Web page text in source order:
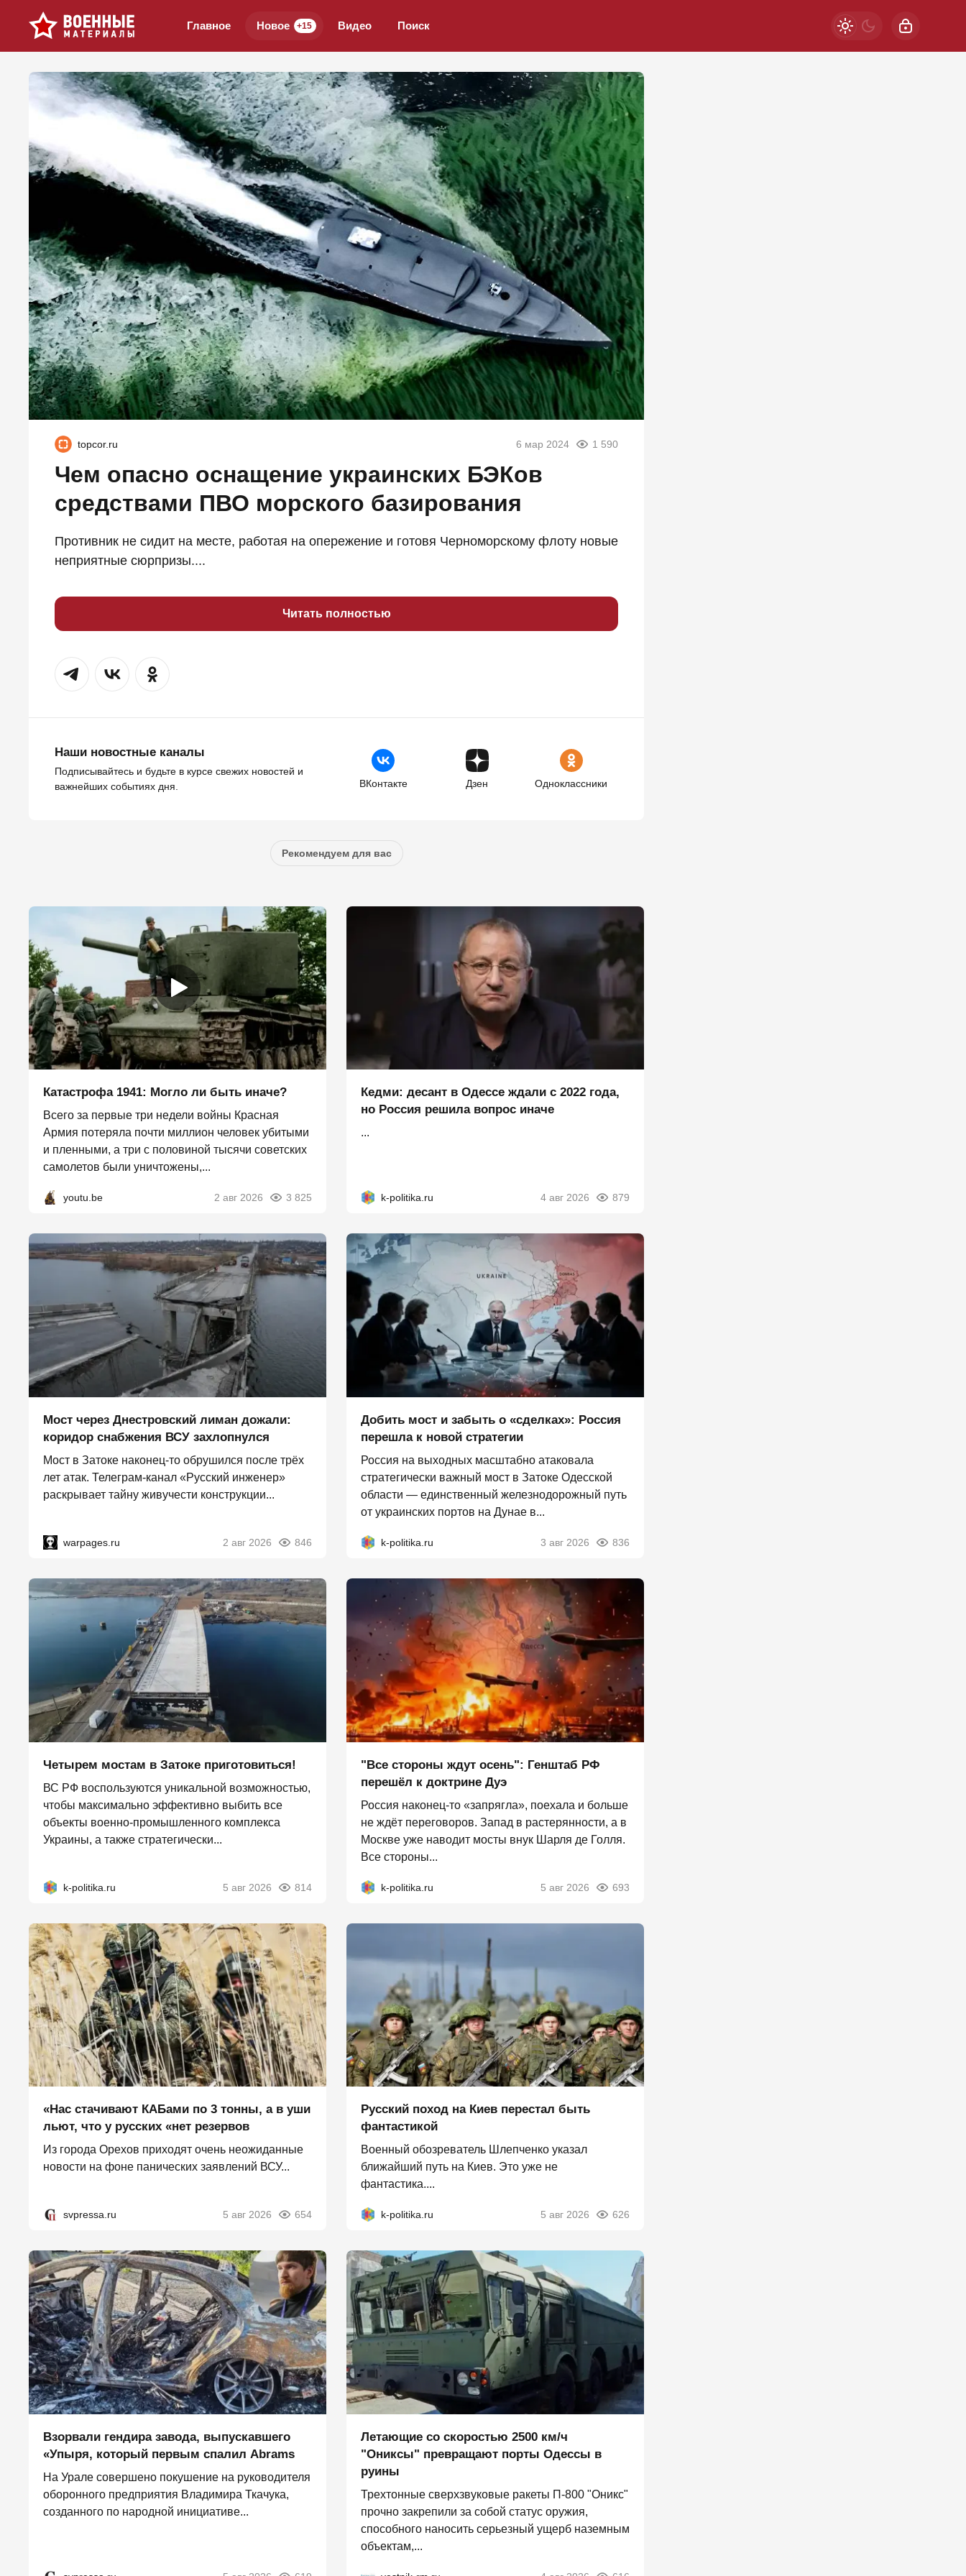
Главное Новое +15 Видео Поиск
topcor.ru 6 мар 2024 1 590
Чем опасно оснащение украинских БЭКов
средствами ПВО морского базирования
Противник не сидит на месте, работая на опережение и готовя Черноморскому флоту новые
неприятные сюрпризы....
Читать полностью
Наши новостные каналы
Подписывайтесь и будьте в курсе свежих новостей и
важнейших событиях дня.
ВКонтакте Дзен Одноклассники
Рекомендуем для вас
Катастрофа 1941: Могло ли быть иначе?
Всего за первые три недели войны Красная
Армия потеряла почти миллион человек убитыми
и пленными, а три с половиной тысячи советских
самолетов были уничтожены,...
youtu.be 2 авг 2026 3 825
Кедми: десант в Одессе ждали с 2022 года,
но Россия решила вопрос иначе
...
k-politika.ru 4 авг 2026 879
Мост через Днестровский лиман дожали:
коридор снабжения ВСУ захлопнулся
Мост в Затоке наконец-то обрушился после трёх
лет атак. Телеграм-канал «Русский инженер»
раскрывает тайну живучести конструкции...
warpages.ru 2 авг 2026 846
Добить мост и забыть о «сделках»: Россия
перешла к новой стратегии
Россия на выходных масштабно атаковала
стратегически важный мост в Затоке Одесской
области — единственный железнодорожный путь
от украинских портов на Дунае в...
k-politika.ru 3 авг 2026 836
Четырем мостам в Затоке приготовиться!
ВС РФ воспользуются уникальной возможностью,
чтобы максимально эффективно выбить все
объекты военно-промышленного комплекса
Украины, а также стратегически...
k-politika.ru 5 авг 2026 814
"Все стороны ждут осень": Генштаб РФ
перешёл к доктрине Дуэ
Россия наконец-то «запрягла», поехала и больше
не ждёт переговоров. Запад в растерянности, а в
Москве уже наводит мосты внук Шарля де Голля.
Все стороны...
k-politika.ru 5 авг 2026 693
«Нас стачивают КАБами по 3 тонны, а в уши
льют, что у русских «нет резервов
Из города Орехов приходят очень неожиданные
новости на фоне панических заявлений ВСУ...
svpressa.ru 5 авг 2026 654
Русский поход на Киев перестал быть
фантастикой
Военный обозреватель Шлепченко указал
ближайший путь на Киев. Это уже не
фантастика....
k-politika.ru 5 авг 2026 626
Взорвали гендира завода, выпускавшего
«Упыря, который первым спалил Abrams
На Урале совершено покушение на руководителя
оборонного предприятия Владимира Ткачука,
созданного по народной инициативе...
Летающие со скоростью 2500 км/ч
"Ониксы" превращают порты Одессы в
руины
Трехтонные сверхзвуковые ракеты П‑800 "Оникс"
прочно закрепили за собой статус оружия,
способного наносить серьезный ущерб наземным
объектам,...